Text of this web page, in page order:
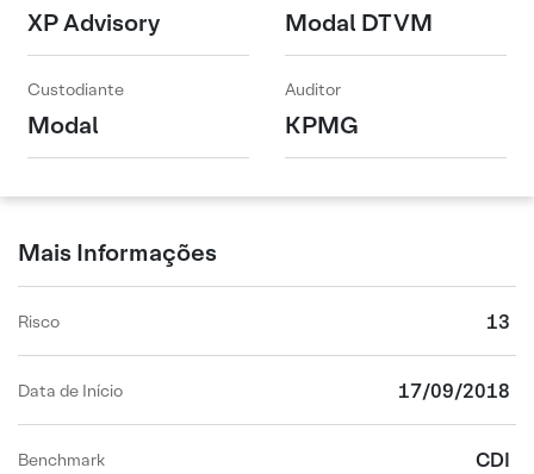
XP Advisory Modal DTVM
Custodiante
Modal
Auditor
KPMG
Mais Informações
Risco 13
Data de Início 17/09/2018
Benchmark CDI